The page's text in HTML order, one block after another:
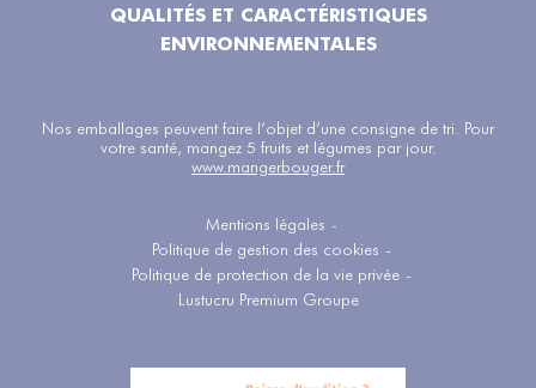
QUALITÉS ET CARACTÉRISTIQUES
ENVIRONNEMENTALES
Nos emballages peuvent faire l’objet d’une consigne de tri. Pour
votre santé, mangez 5 fruits et légumes par jour.
www.mangerbouger.fr
Mentions légales -
Politique de gestion des cookies -
Politique de protection de la vie privée -
Lustucru Premium Groupe